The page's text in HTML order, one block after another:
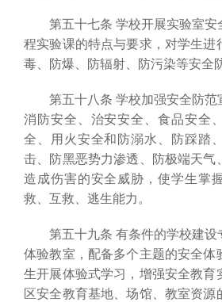
第五十七条 学校开展实验室安
程实验课的特点与要求，对学生进
毒、防爆、防辐射、防污染等安全
第五十八条 学校加强安全防范
消防安全、治安安全、食品安全
全、用火安全和防溺水、防踩踏
击、防黑恶势力渗透、防极端天气
造成伤害的安全威胁，使学生掌
救、互救、逃生能力。
第五十九条 有条件的学校建设
体验教室，配备多个主题的安全体
生开展体验式学习，增强安全教育
区安全教育基地、场馆、教室资源